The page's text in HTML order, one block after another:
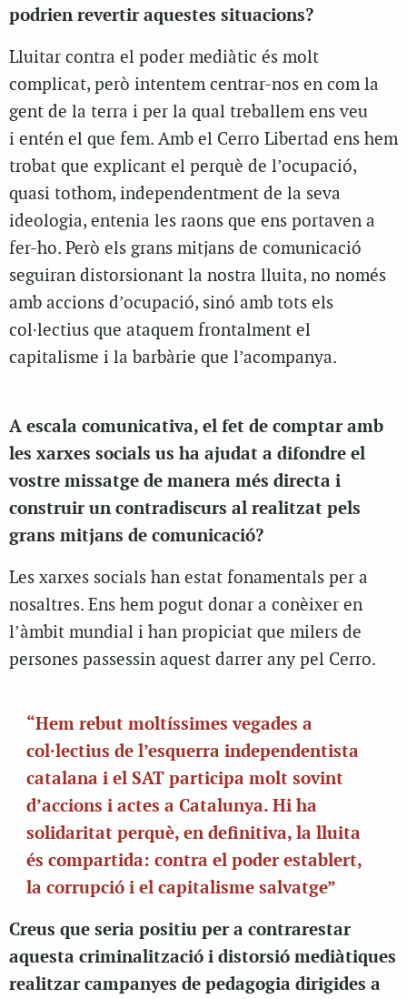
podrien revertir aquestes situacions?
Lluitar contra el poder mediàtic és molt
complicat, però intentem centrar-nos en com la
gent de la terra i per la qual treballem ens veu
i entén el que fem. Amb el Cerro Libertad ens hem
trobat que explicant el perquè de l’ocupació,
quasi tothom, independentment de la seva
ideologia, entenia les raons que ens portaven a
fer-ho. Però els grans mitjans de comunicació
seguiran distorsionant la nostra lluita, no només
amb accions d’ocupació, sinó amb tots els
col·lectius que ataquem frontalment el
capitalisme i la barbàrie que l’acompanya.
A escala comunicativa, el fet de comptar amb
les xarxes socials us ha ajudat a difondre el
vostre missatge de manera més directa i
construir un contradiscurs al realitzat pels
grans mitjans de comunicació?
Les xarxes socials han estat fonamentals per a
nosaltres. Ens hem pogut donar a conèixer en
l’àmbit mundial i han propiciat que milers de
persones passessin aquest darrer any pel Cerro.
“Hem rebut moltíssimes vegades a
col·lectius de l’esquerra independentista
catalana i el SAT participa molt sovint
d’accions i actes a Catalunya. Hi ha
solidaritat perquè, en definitiva, la lluita
és compartida: contra el poder establert,
la corrupció i el capitalisme salvatge”
Creus que seria positiu per a contrarestar
aquesta criminalització i distorsió mediàtiques
realitzar campanyes de pedagogia dirigides a